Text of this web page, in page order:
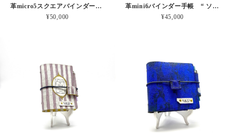
革micro5スクエアバインダー手帳 “ メロン・イチゴシェイク 昼下がりのお茶会” 本革
¥50,000
革mini6バインダー手帳 “ ソーダ・セサミシェイク 昼下がりのお茶会” 本革
¥45,000